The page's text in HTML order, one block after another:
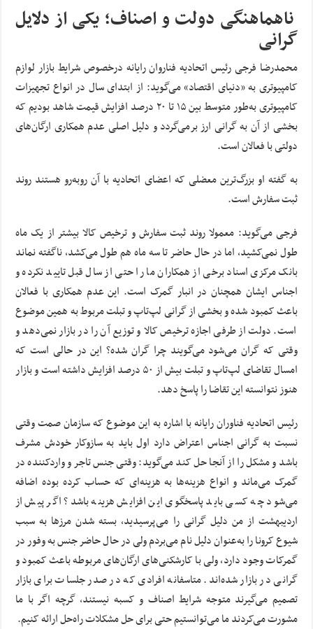
ناهماهنگی دولت و اصناف؛ یکی از دلایل
گرانی
محمدرضا فرجی رئیس اتحادیه فناروان رایانه درخصوص شرایط بازار لوازم
کامپیوتری به «دنیای اقتصاد» می‌گوید: از ابتدای سال در انواع تجهیزات
کامپیوتری به‌طور متوسط بین ۱۵ تا ۲۰ درصد افزایش قیمت شاهد بودیم که
بخشی از آن به گرانی ارز برمی‌گردد و دلیل اصلی عدم همکاری ارگان‌های
دولتی با فعالان است.
به گفته او بزرگ‌ترین معضلی که اعضای اتحادیه با آن روبه‌رو هستند روند
ثبت سفارش است.
فرجی می‌گوید: معمولا روند ثبت سفارش و ترخیص کالا بیشتر از یک ماه
طول نمی‌کشید، اما در حال حاضر تا سه ماه هم طول می‌کشد، ناگفته نماند
بانک مرکزی اسناد برخی از همکاران ما را حتی از سال قبل تایید نکرده و
اجناس ایشان همچنان در انبار گمرک است. این عدم همکاری با فعالان
باعث کمبود شده و بخشی از گرانی لپ‌تاپ و تبلت مربوط به همین موضوع
است. دولت از طرفی اجازه ترخیص کالا و توزیع آن را در بازار نمی‌دهد و
وقتی که گران می‌شود می‌گویند چرا گران شده؟ این در حالی است که
امسال تقاضای لپ‌تاپ و تبلت بیش از ۵۰ درصد افزایش داشته است و بازار
هنوز نتوانسته این تقاضا را پاسخ دهد.
رئیس اتحادیه فناوران رایانه با اشاره به این موضوع که سازمان صمت وقتی
نسبت به گرانی اجناس اعتراض دارد اول باید به سازوکار خودش مشرف
باشد و مشکل را از آنجا حل کند می‌گوید: وقتی جنس تاجر و واردکننده در
گمرک می‌ماند و انواع هزینه‌ها به هزینه‌ای که حساب کرده‌ بوده اضافه
می‌شود چه کسی باید پاسخگوی این افزایش هزینه باشد؟ اگر پیش از
اردیبهشت از من دلیل گرانی را می‌پرسیدید، بسته شدن مرزها به سبب
شیوع کرونا را به‌عنوان دلیل نام می‌بردم ولی در حال حاضر جنس به وفور در
گمرکات وجود دارد، ولی با کارشکنی‌های ارگان‌های مربوطه باعث کمبود و
گرانی در بازار شده‌اند. متاسفانه افرادی که در صدر جلسات برای بازار
تصمیم می‌گیرند متوجه شرایط اصناف و کسبه نیستند، گرچه اگر با ما
مشورت می‌کردند ما می‌توانستیم حتی برای حل مشکلات راه‌حل ارائه کنیم.